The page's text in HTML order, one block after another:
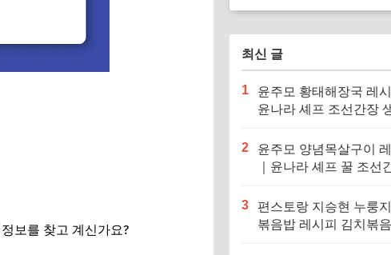
정보를 찾고 계신가요?
독하다 독해
최신 글
1
윤주모 황태해장국 레
윤나라 셰프 조선간장
2
윤주모 양념목살구이
｜윤나라 셰프 꿀 조선
3
편스토랑 지승현 누룽
볶음밥 레시피 김치볶